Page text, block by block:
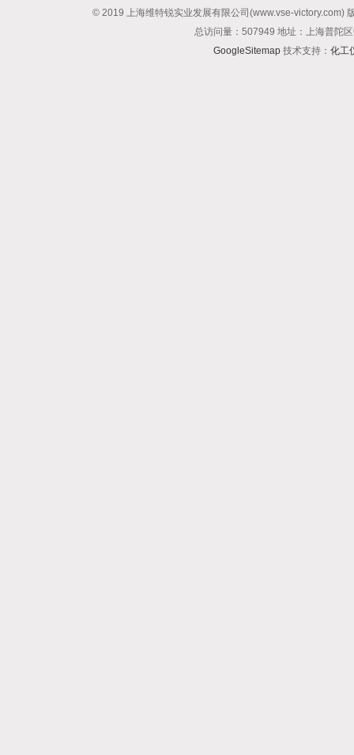
© 2019 上海维特锐实业发展有限公司(www.vse-victory.com)
总访问量：507949 地址：上海普陀
GoogleSitemap 技术支持： 化工